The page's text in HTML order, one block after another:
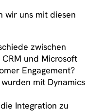
wir uns mit diesen
zwischen
und Microsoft
Engagement?
mit Dynamics
Integration zu